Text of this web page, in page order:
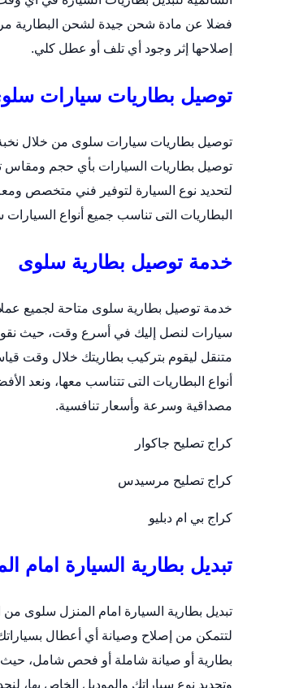
فضلا عن مادة شحن جيدة لشحن البطارية مرة
إصلاحها إثر وجود أي تلف أو عطل كلي.
توصيل بطاريات سيارات
توصيل بطاريات سيارات سلوى من خلال
لتحديد نوع السيارة لتوفير فني متخصص
البطاريات التى تناسب جميع أنواع
خدمة توصيل بطارية سلوى
خدمة توصيل بطارية سلوى متاحة لجميع
سيارات لنصل إليك في أسرع وقت، حيث
متنقل ليقوم بتركيب بطاريتك خلال وقت
أنواع البطاريات التى تتناسب معها، ونعد
مصداقية وسرعة وأسعار تنافسية.
كراج تصليح جاكوار
كراج تصليح مرسيدس
كراج بي ام دبليو
تبديل بطارية السيارة امام
تبديل بطارية السيارة امام المنزل سلوى
لتتمكن من إصلاح وصيانة أي أعطال
وتحديد نوع سياراتك والموديل الخاص بها،